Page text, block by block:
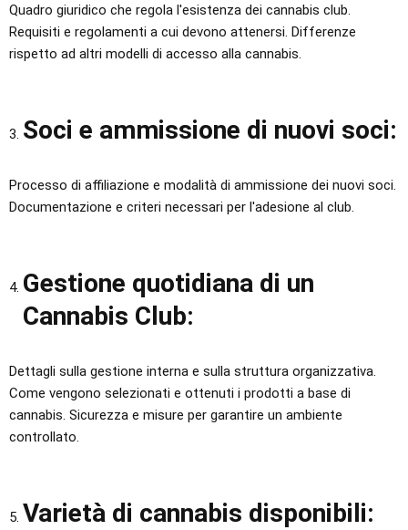
Quadro giuridico che regola l'esistenza dei cannabis club.
Requisiti e regolamenti a cui devono attenersi. Differenze
rispetto ad altri modelli di accesso alla cannabis.
Soci e ammissione di nuovi soci:
Processo di affiliazione e modalità di ammissione dei nuovi soci.
Documentazione e criteri necessari per l'adesione al club.
Gestione quotidiana di un
Cannabis Club:
Dettagli sulla gestione interna e sulla struttura organizzativa.
Come vengono selezionati e ottenuti i prodotti a base di
cannabis. Sicurezza e misure per garantire un ambiente
controllato.
Varietà di cannabis disponibili: